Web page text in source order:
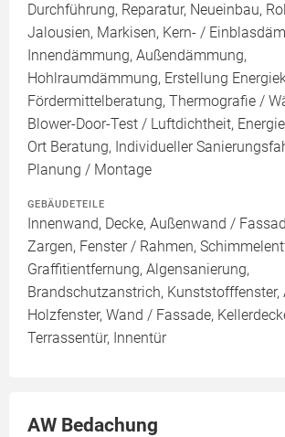
Durchführung, Reparatur, Neueinbau,
Jalousien, Markisen, Kern- /
Innendämmung, Außendämmung,
Hohlraumdämmung, Erstellung
Fördermittelberatung, Thermografie /
Blower-Door-Test / Luftdichtheit,
Ort Beratung, Individueller
Planung / Montage
GEBÄUDETEILE
Innenwand, Decke, Außenwand /
Zargen, Fenster / Rahmen,
Graffitientfernung, Algensanierung,
Brandschutzanstrich, Kunststofffenster,
Holzfenster, Wand / Fassade,
Terrassentür, Innentür
AW Bedachung